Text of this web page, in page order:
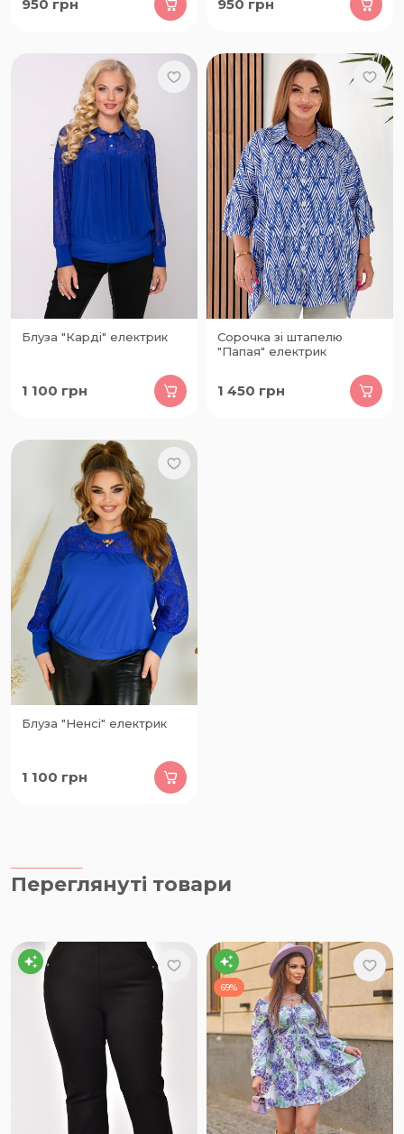
950 грн 950 грн
Блуза "Карді" електрик
1 100 грн
Сорочка зі штапелю
"Папая" електрик
1 450 грн
Блуза "Ненсі" електрик
1 100 грн
Переглянуті товари
69%